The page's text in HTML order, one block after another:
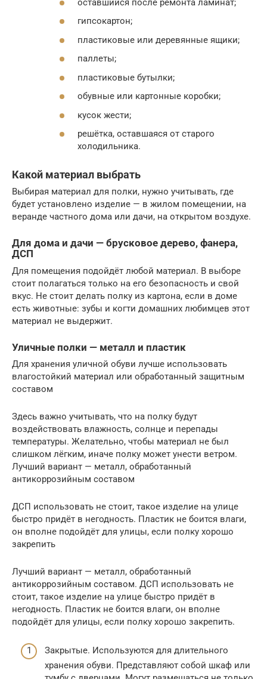
оставшийся после ремонта ламинат;
гипсокартон;
пластиковые или деревянные ящики;
паллеты;
пластиковые бутылки;
обувные или картонные коробки;
кусок жести;
решётка, оставшаяся от старого
холодильника.
Какой материал выбрать
Выбирая материал для полки, нужно учитывать, где
будет установлено изделие — в жилом помещении, на
веранде частного дома или дачи, на открытом воздухе.
Для дома и дачи — брусковое дерево, фанера,
ДСП
Для помещения подойдёт любой материал. В выборе
стоит полагаться только на его безопасность и свой
вкус. Не стоит делать полку из картона, если в доме
есть животные: зубы и когти домашних любимцев этот
материал не выдержит.
Уличные полки — металл и пластик
Для хранения уличной обуви лучше использовать
влагостойкий материал или обработанный защитным
составом
Здесь важно учитывать, что на полку будут
воздействовать влажность, солнце и перепады
температуры. Желательно, чтобы материал не был
слишком лёгким, иначе полку может унести ветром.
Лучший вариант — металл, обработанный
антикоррозийным составом
ДСП использовать не стоит, такое изделие на улице
быстро придёт в негодность. Пластик не боится влаги,
он вполне подойдёт для улицы, если полку хорошо
закрепить
Лучший вариант — металл, обработанный
антикоррозийным составом. ДСП использовать не
стоит, такое изделие на улице быстро придёт в
негодность. Пластик не боится влаги, он вполне
подойдёт для улицы, если полку хорошо закрепить.
Закрытые. Используются для длительного
хранения обуви. Представляют собой шкаф или